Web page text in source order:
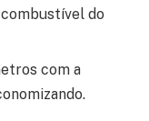
do
com a